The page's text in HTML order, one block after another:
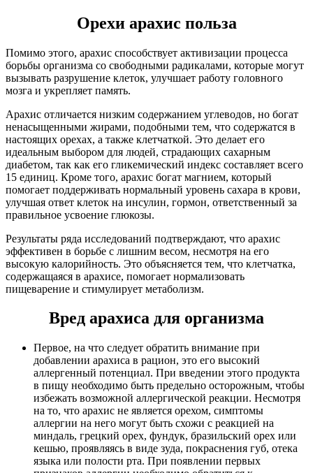
Орехи арахис польза
Помимо этого, арахис способствует активизации процесса
борьбы организма со свободными радикалами, которые могут
вызывать разрушение клеток, улучшает работу головного
мозга и укрепляет память.
Арахис отличается низким содержанием углеводов, но богат
ненасыщенными жирами, подобными тем, что содержатся в
настоящих орехах, а также клетчаткой. Это делает его
идеальным выбором для людей, страдающих сахарным
диабетом, так как его гликемический индекс составляет всего
15 единиц. Кроме того, арахис богат магнием, который
помогает поддерживать нормальный уровень сахара в крови,
улучшая ответ клеток на инсулин, гормон, ответственный за
правильное усвоение глюкозы.
Результаты ряда исследований подтверждают, что арахис
эффективен в борьбе с лишним весом, несмотря на его
высокую калорийность. Это объясняется тем, что клетчатка,
содержащаяся в арахисе, помогает нормализовать
пищеварение и стимулирует метаболизм.
Вред арахиса для организма
Первое, на что следует обратить внимание при
добавлении арахиса в рацион, это его высокий
аллергенный потенциал. При введении этого продукта
в пищу необходимо быть предельно осторожным, чтобы
избежать возможной аллергической реакции. Несмотря
на то, что арахис не является орехом, симптомы
аллергии на него могут быть схожи с реакцией на
миндаль, грецкий орех, фундук, бразильский орех или
кешью, проявляясь в виде зуда, покраснения губ, отека
языка или полости рта. При появлении первых